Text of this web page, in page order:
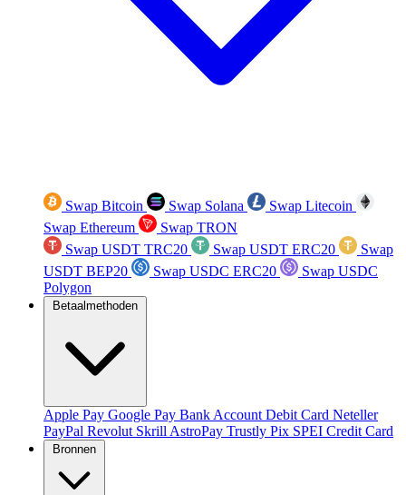
Swap Bitcoin Swap Solana
Swap Litecoin
Swap Ethereum
Swap TRON
Swap USDT TRC20
Swap USDT ERC20
Swap
USDT BEP20
Swap USDC ERC20
Swap USDC
Polygon
Betaalmethoden
Apple Pay Google Pay Bank Account Debit Card Neteller
PayPal Revolut Skrill AstroPay Trustly Pix SPEI Credit Card
Bronnen